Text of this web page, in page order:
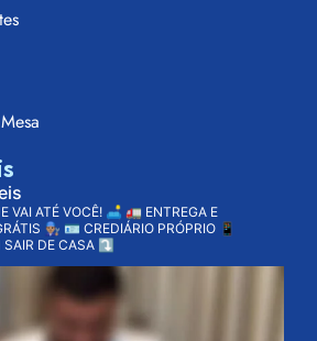
VAI ATÉ VOCÊ! 🛋️ 🚛 ENTREGA E
👨🏽‍🔧 🪪 CREDIÁRIO PRÓPRIO 📱
SAIR DE CASA ⤵️